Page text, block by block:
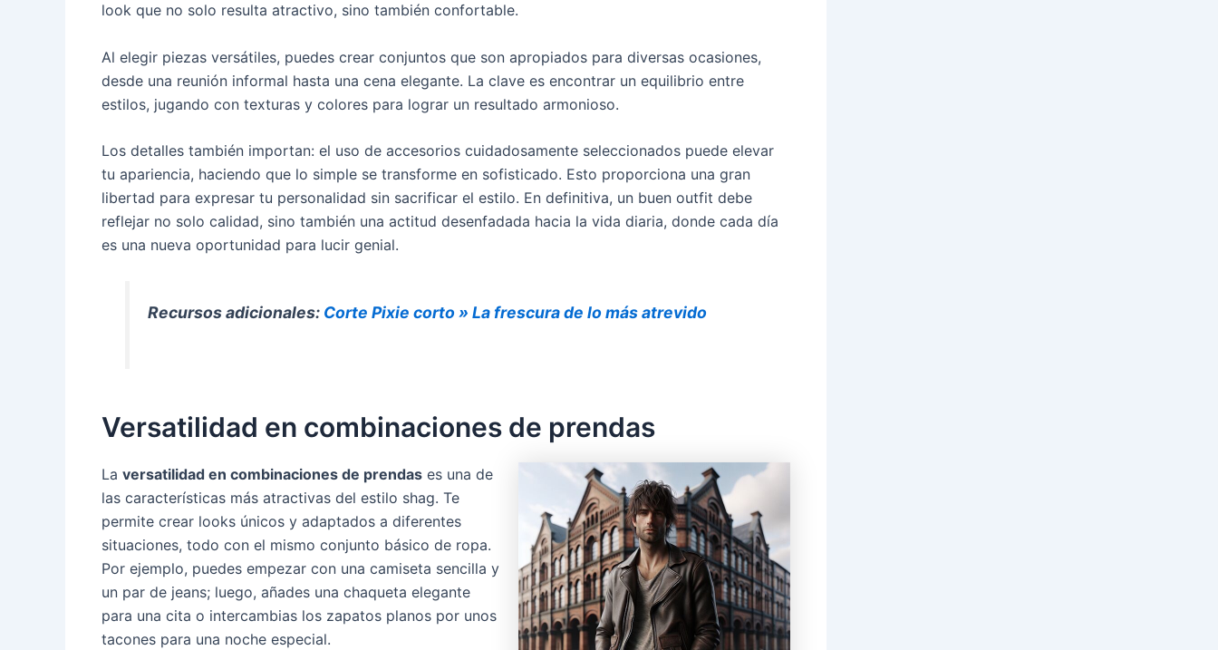
look que no solo resulta atractivo, sino también confortable.
Al elegir piezas versátiles, puedes crear conjuntos que son apropiados para diversas ocasiones,
desde una reunión informal hasta una cena elegante. La clave es encontrar un equilibrio entre
estilos, jugando con texturas y colores para lograr un resultado armonioso.
Los detalles también importan: el uso de accesorios cuidadosamente seleccionados puede elevar
tu apariencia, haciendo que lo simple se transforme en sofisticado. Esto proporciona una gran
libertad para expresar tu personalidad sin sacrificar el estilo. En definitiva, un buen outfit debe
reflejar no solo calidad, sino también una actitud desenfadada hacia la vida diaria, donde cada día
es una nueva oportunidad para lucir genial.
Recursos adicionales: Corte Pixie corto » La frescura de lo más atrevido
Versatilidad en combinaciones de prendas
La versatilidad en combinaciones de prendas es una de
las características más atractivas del estilo shag. Te
permite crear looks únicos y adaptados a diferentes
situaciones, todo con el mismo conjunto básico de ropa.
Por ejemplo, puedes empezar con una camiseta sencilla y
un par de jeans; luego, añades una chaqueta elegante
para una cita o intercambias los zapatos planos por unos
tacones para una noche especial.